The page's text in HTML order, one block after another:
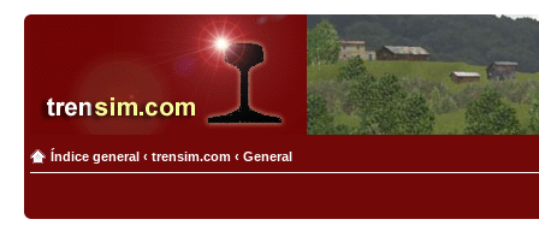
Índice general ‹ trensim.com ‹ General